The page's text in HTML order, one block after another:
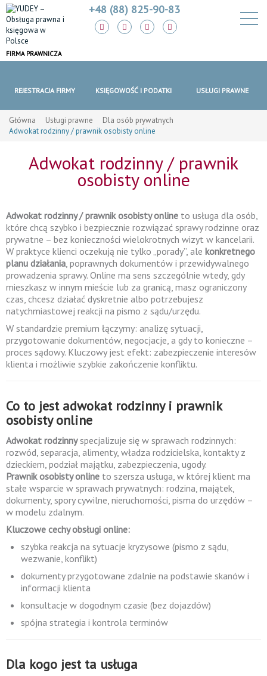
FIRMA PRAWNICZA
+48 (88) 825-90-83
REJESTRACJA FIRMY KSIĘGOWOŚĆ I PODATKI USŁUGI PRAWNE
Główna Usługi prawne
Dla osób prywatnych
Adwokat rodzinny / prawnik osobisty online
Adwokat rodzinny / prawnik
osobisty online
Adwokat rodzinny / prawnik osobisty online to usługa dla osób,
które chcą szybko i bezpiecznie rozwiązać sprawy rodzinne oraz
prywatne – bez konieczności wielokrotnych wizyt w kancelarii.
W praktyce klienci oczekują nie tylko „porady”, ale konkretnego
planu działania, poprawnych dokumentów i przewidywalnego
prowadzenia sprawy. Online ma sens szczególnie wtedy, gdy
mieszkasz w innym mieście lub za granicą, masz ograniczony
czas, chcesz działać dyskretnie albo potrzebujesz
natychmiastowej reakcji na pismo z sądu/urzędu.
W standardzie premium łączymy: analizę sytuacji,
przygotowanie dokumentów, negocjacje, a gdy to konieczne –
proces sądowy. Kluczowy jest efekt: zabezpieczenie interesów
klienta i możliwie szybkie zakończenie konfliktu.
Co to jest adwokat rodzinny i prawnik
osobisty online
Adwokat rodzinnyspecjalizuje się w sprawach rodzinnych:
rozwód, separacja, alimenty, władza rodzicielska, kontakty z
dzieckiem, podział majątku, zabezpieczenia, ugody.
Prawnik osobisty online to szersza usługa, w której klient ma
stałe wsparcie w sprawach prywatnych: rodzina, majątek,
dokumenty, spory cywilne, nieruchomości, pisma do urzędów –
w modelu zdalnym.
Kluczowe cechy obsługi online:
szybka reakcja na sytuacje kryzysowe (pismo z sądu,
wezwanie, konflikt)
dokumenty przygotowane zdalnie na podstawie skanów i
informacji klienta
konsultacje w dogodnym czasie (bez dojazdów)
spójna strategia i kontrola terminów
Dla kogo jest ta usługa